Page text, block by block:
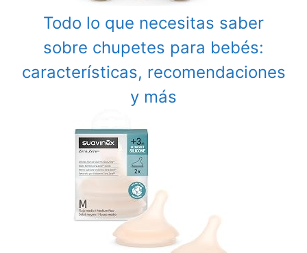
Todo lo que necesitas saber
sobre chupetes para bebés:
características, recomendaciones
y más